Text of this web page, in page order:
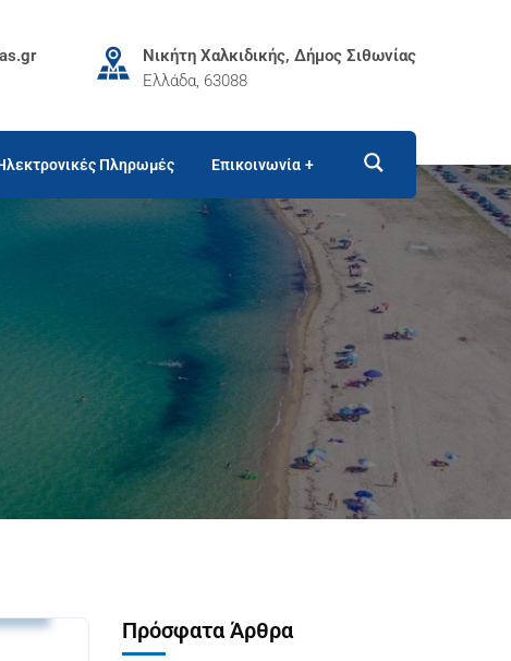
Νικήτη Χαλκιδικής, Δήμος Σιθωνίας
Ελλάδα, 63088
Πληρωμές Επικοινωνία
Πρόσφατα Άρθρα